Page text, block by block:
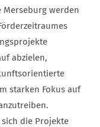
Merseburg werden
abzielen,
starken Fokus auf
die Projekte